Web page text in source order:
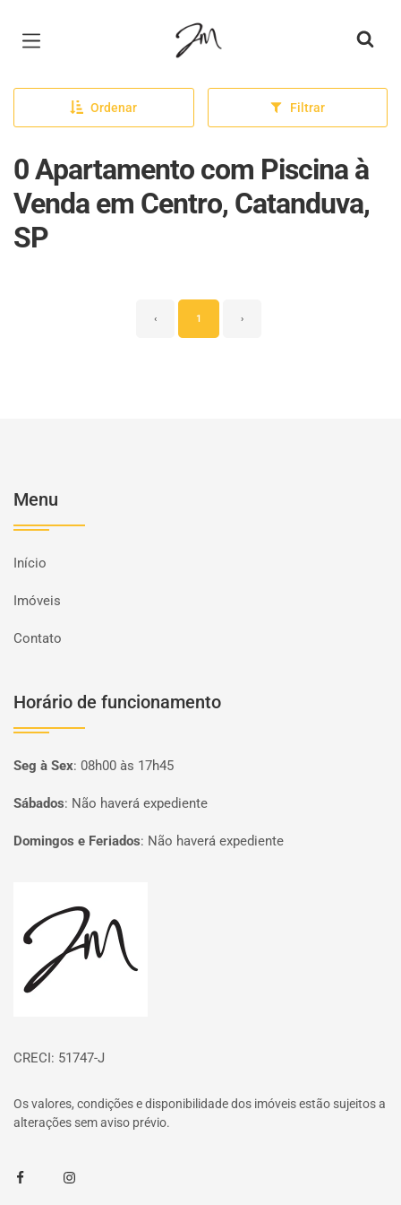
Página inicial
Ordenar Filtrar
0 Apartamento com Piscina à
Venda em Centro, Catanduva,
SP
‹ 1 ›
Menu
Início
Imóveis
Contato
Horário de funcionamento
Seg à Sex: 08h00 às 17h45
Sábados: Não haverá expediente
Domingos e Feriados: Não haverá expediente
CRECI: 51747-J
Os valores, condições e disponibilidade dos imóveis estão sujeitos a
alterações sem aviso prévio.
FacebookInstagram